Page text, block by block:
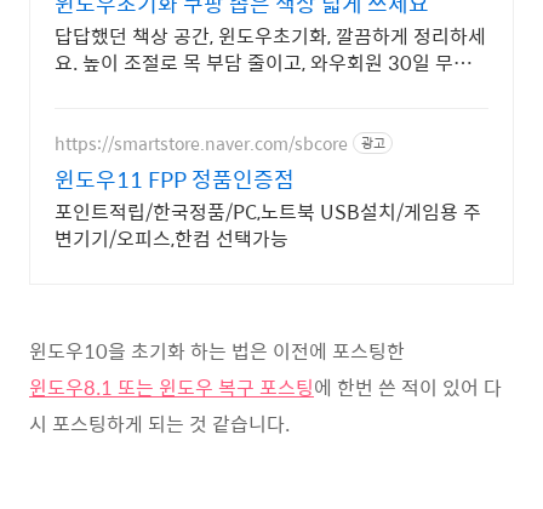
답답했던 책상 공간, 윈도우초기화, 깔끔하게 정리하세
요. 높이 조절로 목 부담 줄이고, 와우회원 30일 무료
https://smartstore.naver.com/sbcore 광고
윈도우11 FPP 정품인증점
포인트적립/한국정품/PC,노트북 USB설치/게임용 주
변기기/오피스,한컴 선택가능
윈도우10을 초기화 하는 법은 이전에 포스팅한
윈도우8.1 또는 윈도우 복구 포스팅에 한번 쓴 적이 있어 다
시 포스팅하게 되는 것 같습니다.